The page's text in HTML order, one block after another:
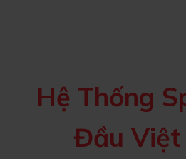
Hệ Thống
Đầu Việt